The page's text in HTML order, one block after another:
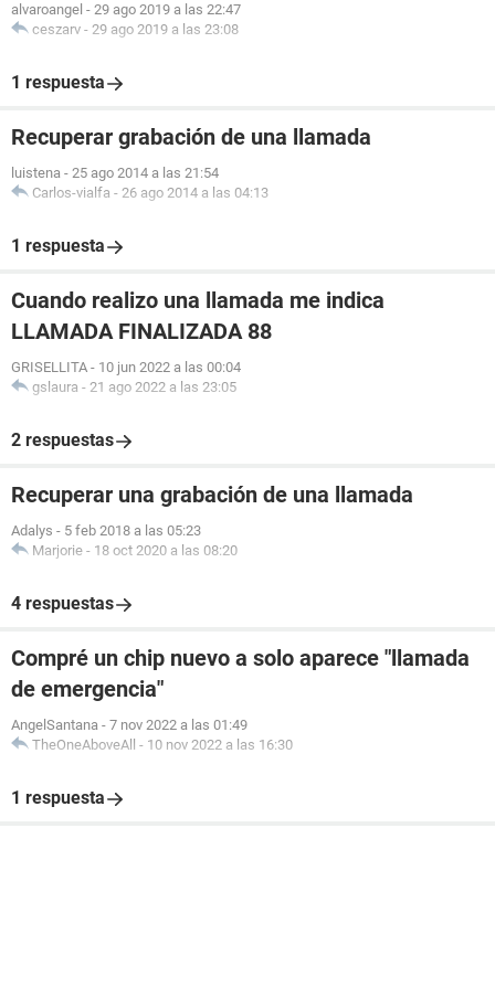
alvaroangel - 29 ago 2019 a las 22:47
ceszarv - 29 ago 2019 a las 23:08
1 respuesta
Recuperar grabación de una llamada
luistena - 25 ago 2014 a las 21:54
Carlos-vialfa - 26 ago 2014 a las 04:13
1 respuesta
Cuando realizo una llamada me indica
LLAMADA FINALIZADA 88
GRISELLITA - 10 jun 2022 a las 00:04
gslaura - 21 ago 2022 a las 23:05
2 respuestas
Recuperar una grabación de una llamada
Adalys - 5 feb 2018 a las 05:23
Marjorie - 18 oct 2020 a las 08:20
4 respuestas
Compré un chip nuevo a solo aparece "llamada
de emergencia"
AngelSantana - 7 nov 2022 a las 01:49
TheOneAboveAll - 10 nov 2022 a las 16:30
1 respuesta